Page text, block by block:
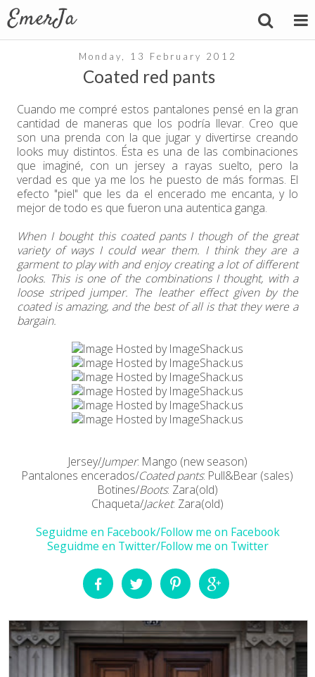
Monday, 13 February 2012
Coated red pants
Cuando me compré estos pantalones pensé en la gran
cantidad de maneras que los podría llevar. Creo que
son una prenda con la que jugar y divertirse creando
looks muy distintos. Ésta es una de las combinaciones
que imaginé, con un jersey a rayas suelto, pero la
verdad es que ya me los he puesto de más formas. El
efecto "piel" que les da el encerado me encanta, y lo
mejor de todo es que fueron una autentica ganga.
When I bought this coated pants I though of the great
variety of ways I could wear them. I think they are a
garment to play with and enjoy creating a lot of different
looks. This is one of the combinations I thought, with a
loose striped jumper. The leather effect given by the
coated is amazing, and the best of all is that they were a
bargain.
Jersey/Jumper: Mango (new season)
Pantalones encerados/Coated pants: Pull&Bear (sales)
Botines/Boots: Zara(old)
Chaqueta/Jacket: Zara(old)
Seguidme en Facebook/Follow me on Facebook
Seguidme en Twitter/Follow me on Twitter